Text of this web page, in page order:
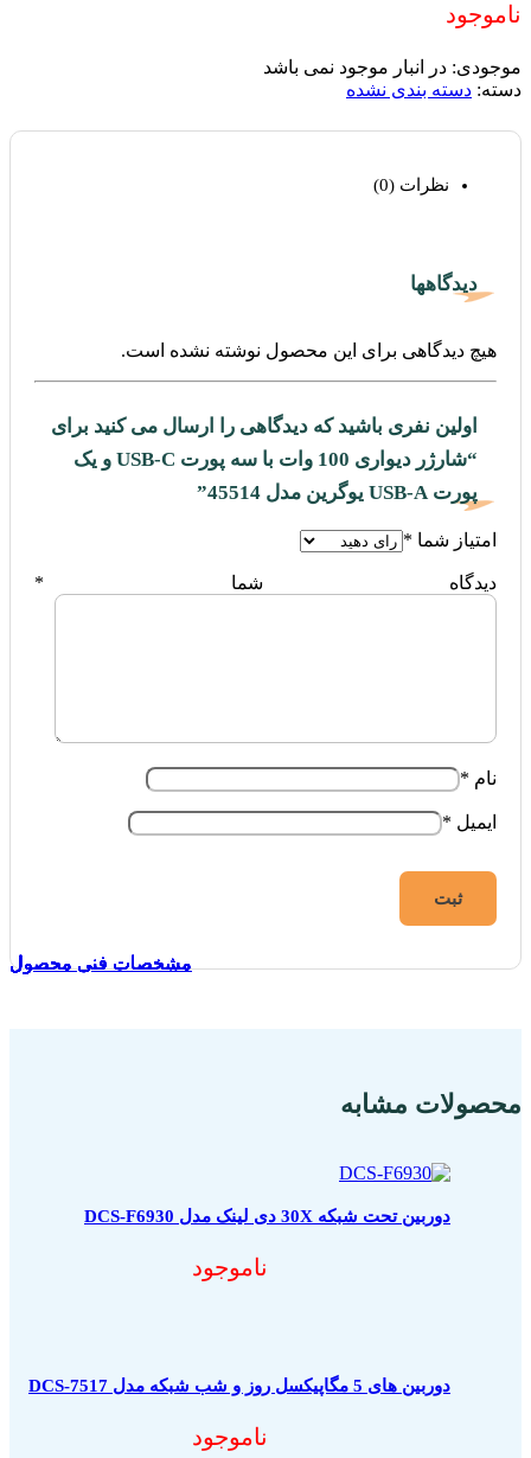
ناموجود
موجودی: در انبار موجود نمی باشد
دسته: دسته بندی نشده
نظرات (0)
دیدگاهها
هیچ دیدگاهی برای این محصول نوشته نشده است.
اولین نفری باشید که دیدگاهی را ارسال می کنید برای
“شارژر دیواری 100 وات با سه پورت USB-C و یک
پورت USB-A یوگرین مدل 45514”
امتیاز شما *
دیدگاه شما *
نام *
ایمیل *
محصولات مشابه
مشخصات فنی محصول
دوربین تحت شبکه 30X دی لینک مدل DCS-F6930
ناموجود
مشخصات فنی محصول
دوربین های 5 مگاپیکسل روز و شب شبکه مدل DCS-7517
ناموجود
مشخصات فنی محصول
مشخصات فنی محصول
مشخصات فنی محصول
مشخصات فنی محصول
مشخصات فنی محصول
مشخصات فنی محصول
مشخصات فنی محصول
مشخصات فنی محصول